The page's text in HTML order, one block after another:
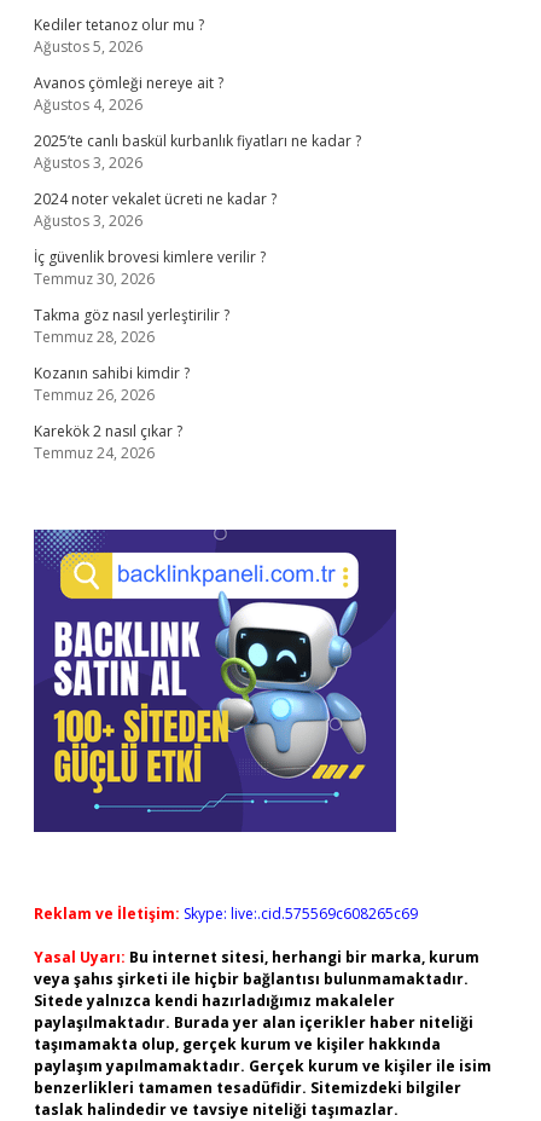
Kediler tetanoz olur mu ?
Ağustos 5, 2026
Avanos çömleği nereye ait ?
Ağustos 4, 2026
2025’te canlı baskül kurbanlık fiyatları ne kadar ?
Ağustos 3, 2026
2024 noter vekalet ücreti ne kadar ?
Ağustos 3, 2026
İç güvenlik brovesi kimlere verilir ?
Temmuz 30, 2026
Takma göz nasıl yerleştirilir ?
Temmuz 28, 2026
Kozanın sahibi kimdir ?
Temmuz 26, 2026
Karekök 2 nasıl çıkar ?
Temmuz 24, 2026
Reklam ve İletişim: Skype: live:.cid.575569c608265c69
Yasal Uyarı: Bu internet sitesi, herhangi bir marka, kurum
veya şahıs şirketi ile hiçbir bağlantısı bulunmamaktadır.
Sitede yalnızca kendi hazırladığımız makaleler
paylaşılmaktadır. Burada yer alan içerikler haber niteliği
taşımamakta olup, gerçek kurum ve kişiler hakkında
paylaşım yapılmamaktadır. Gerçek kurum ve kişiler ile isim
benzerlikleri tamamen tesadüfidir. Sitemizdeki bilgiler
taslak halindedir ve tavsiye niteliği taşımazlar.